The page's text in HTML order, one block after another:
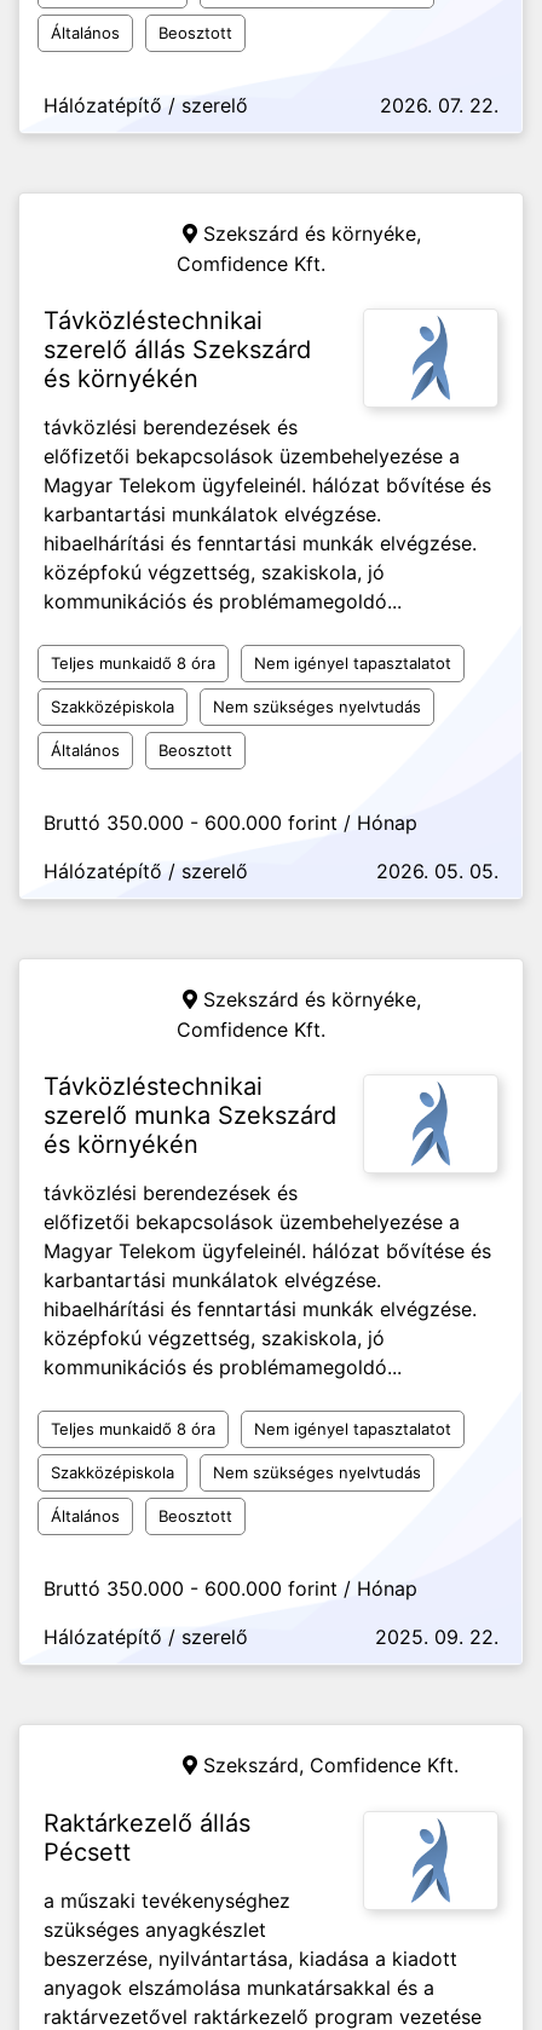
Általános Beosztott
Hálózatépítő / szerelő 2026. 07. 22.
Szekszárd és környéke,
Comfidence Kft.
Távközléstechnikai
szerelő állás Szekszárd
és környékén
távközlési berendezések és
előfizetői bekapcsolások üzembehelyezése a
Magyar Telekom ügyfeleinél. hálózat bővítése és
karbantartási munkálatok elvégzése.
hibaelhárítási és fenntartási munkák elvégzése.
középfokú végzettség, szakiskola, jó
kommunikációs és problémamegoldó...
Teljes munkaidő 8 óra Nem igényel tapasztalatot
Szakközépiskola Nem szükséges nyelvtudás
Általános Beosztott
Bruttó 350.000 - 600.000 forint / Hónap
Hálózatépítő / szerelő
2026. 05. 05.
Szekszárd és környéke,
Comfidence Kft.
Távközléstechnikai
szerelő munka Szekszárd
és környékén
távközlési berendezések és
előfizetői bekapcsolások üzembehelyezése a
Magyar Telekom ügyfeleinél. hálózat bővítése és
karbantartási munkálatok elvégzése.
hibaelhárítási és fenntartási munkák elvégzése.
középfokú végzettség, szakiskola, jó
kommunikációs és problémamegoldó...
Teljes munkaidő 8 óra Nem igényel tapasztalatot
Szakközépiskola Nem szükséges nyelvtudás
Általános Beosztott
Bruttó 350.000 - 600.000 forint / Hónap
Hálózatépítő / szerelő
2025. 09. 22.
Szekszárd, Comfidence Kft.
Raktárkezelő állás
Pécsett
a műszaki tevékenységhez
szükséges anyagkészlet
beszerzése, nyilvántartása, kiadása a kiadott
anyagok elszámolása munkatársakkal és a
raktárvezetővel raktárkezelő program vezetése